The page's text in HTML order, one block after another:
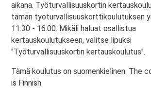
aikana. Työturvallisuuskortin
tämän työturvallisuuskorttikoulutuksen
11:30 - 16:00. Mikäli haluat osallistua
kertauskoulutukseen, valitse lipuksi
"Työturvallisuuskortin kertauskoulutus".
Tämä koulutus on suomenkielinen. The
is Finnish.